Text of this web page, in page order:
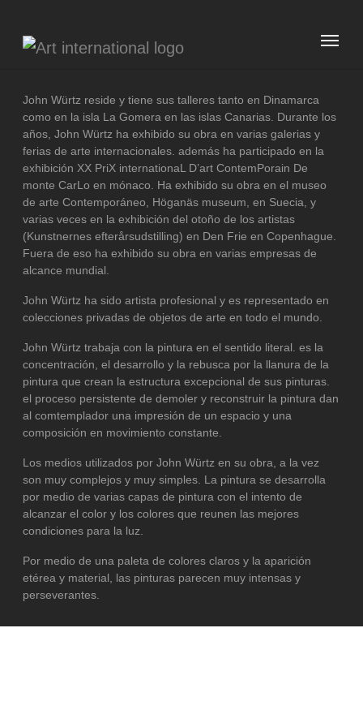
John Würtz reside y tiene sus talleres tanto en Dinamarca
como en la isla La Gomera en las islas Canarias. Durante los
años, John Würtz ha exhibido su obra en varias galerias y
ferias de arte internacionales. además ha participado en la
exhibición XX PriX internationaL D’art ContemPorain De
monte CarLo en mónaco. Ha exhibido su obra en el museo
de arte Contemporáneo, Höganäs museum, en Suecia, y
varias veces en la exhibición del otoño de los artistas
(Kunstnernes efterårsudstilling) en Den Frie en Copenhague.
Fuera de eso ha exhibido su obra en varias empresas de
alcance mundial.
John Würtz ha sido artista profesional y es representado en
colecciones privadas de objetos de arte en todo el mundo.
John Würtz trabaja con la pintura en el sentido literal. es la
concentración, el desarrollo y la rebusca por la llanura de la
pintura que crean la estructura excepcional de sus pinturas.
el proceso persistente de demoler y reconstruir la pintura dan
al comtemplador una impresión de un espacio y una
composición en movimiento constante.
Los medios utilizados por John Würtz en su obra, a la vez
son muy complejos y muy simples. La pintura se desarrolla
por medio de varias capas de pintura con el intento de
alcanzar el color y los colores que reunen las mejores
condiciones para la luz.
Por medio de una paleta de colores claros y la aparición
etérea y material, las pinturas parecen muy intensas y
perseverantes.